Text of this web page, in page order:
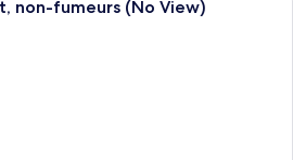
non-fumeurs (No View)